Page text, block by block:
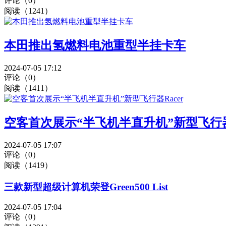
阅读（1241）
本田推出氢燃料电池重型半挂卡车
2024-07-05 17:12
评论（0）
阅读（1411）
空客首次展示“半飞机半直升机”新型飞行
2024-07-05 17:07
评论（0）
阅读（1419）
三款新型超级计算机荣登Green500 List
2024-07-05 17:04
评论（0）